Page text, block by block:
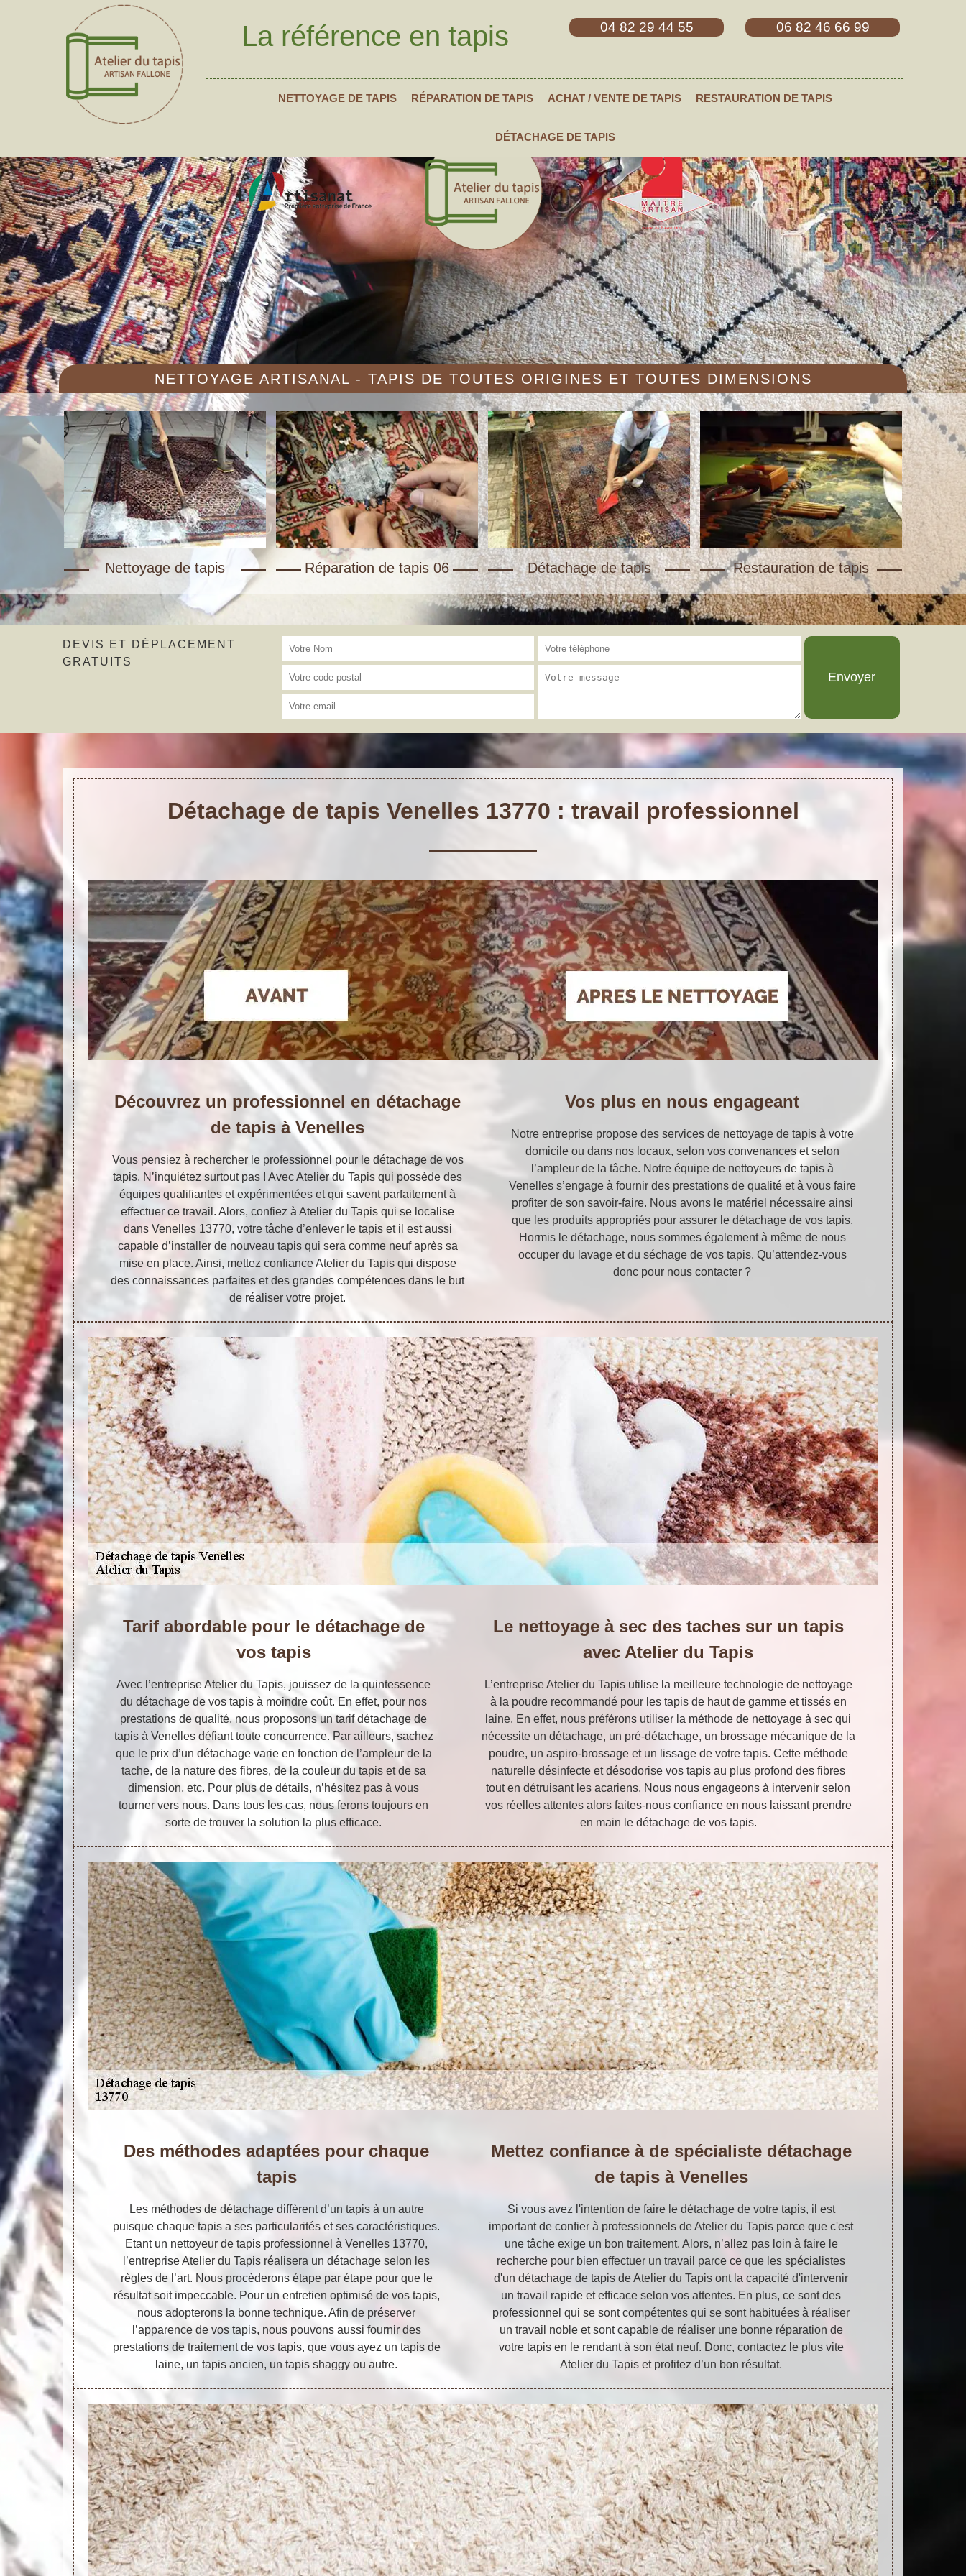
La référence en tapis 04 82 29 44 55 06 82 46 66 99
NETTOYAGE DE TAPIS RÉPARATION DE TAPIS ACHAT / VENTE DE TAPIS RESTAURATION DE TAPIS
DÉTACHAGE DE TAPIS
NETTOYAGE ARTISANAL - TAPIS DE TOUTES ORIGINES ET TOUTES DIMENSIONS
Nettoyage de tapis Réparation de tapis 06 Détachage de tapis Restauration de tapis
DEVIS ET DÉPLACEMENT
GRATUITS
Détachage de tapis Venelles 13770 : travail professionnel
Découvrez un professionnel en détachage
de tapis à Venelles
Vous pensiez à rechercher le professionnel pour le détachage de vos
tapis. N’inquiétez surtout pas ! Avec Atelier du Tapis qui possède des
équipes qualifiantes et expérimentées et qui savent parfaitement à
effectuer ce travail. Alors, confiez à Atelier du Tapis qui se localise
dans Venelles 13770, votre tâche d’enlever le tapis et il est aussi
capable d’installer de nouveau tapis qui sera comme neuf après sa
mise en place. Ainsi, mettez confiance Atelier du Tapis qui dispose
des connaissances parfaites et des grandes compétences dans le but
de réaliser votre projet.
Vos plus en nous engageant
Notre entreprise propose des services de nettoyage de tapis à votre
domicile ou dans nos locaux, selon vos convenances et selon
l’ampleur de la tâche. Notre équipe de nettoyeurs de tapis à
Venelles s’engage à fournir des prestations de qualité et à vous faire
profiter de son savoir-faire. Nous avons le matériel nécessaire ainsi
que les produits appropriés pour assurer le détachage de vos tapis.
Hormis le détachage, nous sommes également à même de nous
occuper du lavage et du séchage de vos tapis. Qu’attendez-vous
donc pour nous contacter ?
Tarif abordable pour le détachage de
vos tapis
Avec l’entreprise Atelier du Tapis, jouissez de la quintessence
du détachage de vos tapis à moindre coût. En effet, pour nos
prestations de qualité, nous proposons un tarif détachage de
tapis à Venelles défiant toute concurrence. Par ailleurs, sachez
que le prix d’un détachage varie en fonction de l’ampleur de la
tache, de la nature des fibres, de la couleur du tapis et de sa
dimension, etc. Pour plus de détails, n’hésitez pas à vous
tourner vers nous. Dans tous les cas, nous ferons toujours en
sorte de trouver la solution la plus efficace.
Le nettoyage à sec des taches sur un tapis
avec Atelier du Tapis
L’entreprise Atelier du Tapis utilise la meilleure technologie de nettoyage
à la poudre recommandé pour les tapis de haut de gamme et tissés en
laine. En effet, nous préférons utiliser la méthode de nettoyage à sec qui
nécessite un détachage, un pré-détachage, un brossage mécanique de la
poudre, un aspiro-brossage et un lissage de votre tapis. Cette méthode
naturelle désinfecte et désodorise vos tapis au plus profond des fibres
tout en détruisant les acariens. Nous nous engageons à intervenir selon
vos réelles attentes alors faites-nous confiance en nous laissant prendre
en main le détachage de vos tapis.
Des méthodes adaptées pour chaque
tapis
Les méthodes de détachage diffèrent d’un tapis à un autre
puisque chaque tapis a ses particularités et ses caractéristiques.
Etant un nettoyeur de tapis professionnel à Venelles 13770,
l’entreprise Atelier du Tapis réalisera un détachage selon les
règles de l’art. Nous procèderons étape par étape pour que le
résultat soit impeccable. Pour un entretien optimisé de vos tapis,
nous adopterons la bonne technique. Afin de préserver
l’apparence de vos tapis, nous pouvons aussi fournir des
prestations de traitement de vos tapis, que vous ayez un tapis de
laine, un tapis ancien, un tapis shaggy ou autre.
Mettez confiance à de spécialiste détachage
de tapis à Venelles
Si vous avez l'intention de faire le détachage de votre tapis, il est
important de confier à professionnels de Atelier du Tapis parce que c'est
une tâche exige un bon traitement. Alors, n’allez pas loin à faire le
recherche pour bien effectuer un travail parce ce que les spécialistes
d'un détachage de tapis de Atelier du Tapis ont la capacité d'intervenir
un travail rapide et efficace selon vos attentes. En plus, ce sont des
professionnel qui se sont compétentes qui se sont habituées à réaliser
un travail noble et sont capable de réaliser une bonne réparation de
votre tapis en le rendant à son état neuf. Donc, contactez le plus vite
Atelier du Tapis et profitez d’un bon résultat.